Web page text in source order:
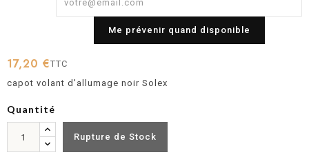
Me prévenir quand disponible
17,20 €TTC
capot volant d'allumage noir Solex
Quantité
Rupture de Stock